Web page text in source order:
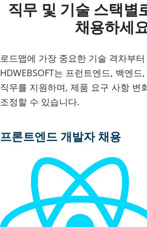
직무 및 기술 스택별
채용하세
로드맵에 가장 중요한 기술 격차부
HDWEBSOFT는 프런트엔드, 백엔
직무를 지원하며, 제품 요구 사항 변
조정할 수 있습니다.
프론트엔드 개발자 채용